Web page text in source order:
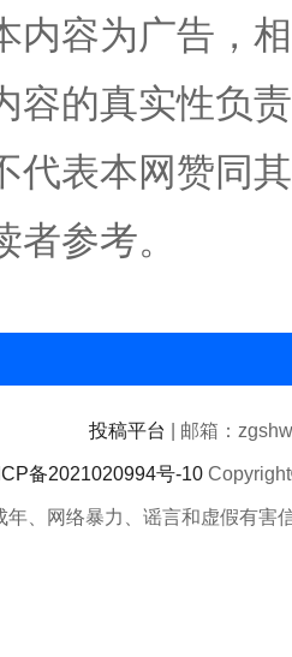
容为广告，相
容的真实性负
代表本网赞同
参考。
投稿平台 | 邮箱：
备2021020994号-10
、网络暴力、谣言和虚假有